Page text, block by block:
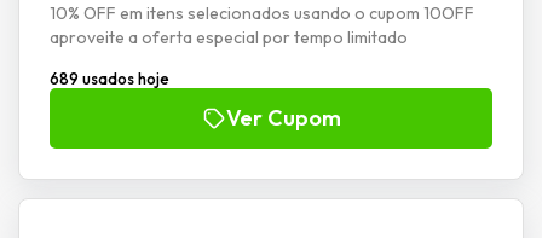
10% OFF em itens selecionados usando o cupom 10OFF
aproveite a oferta especial por tempo limitado
689 usados hoje
Ver Cupom